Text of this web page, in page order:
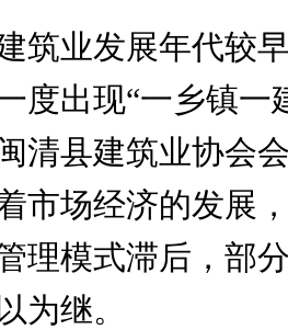
业发展年代较早
度出现“一乡镇一
清县建筑业协会
市场经济的发展
理模式滞后，部
为继。